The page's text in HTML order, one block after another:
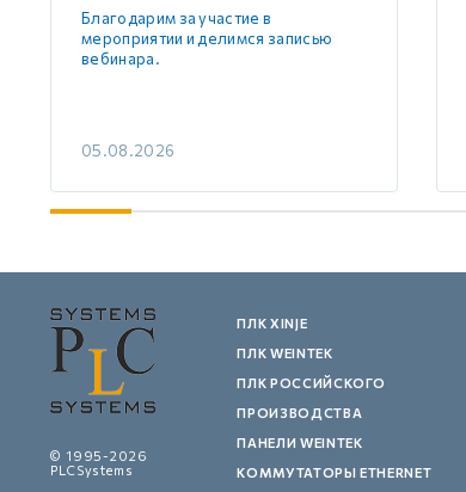
Благодарим за участие в
мероприятии и делимся записью
вебинара.
05.08.2026
© 1995-2026
PLCSystems
ПЛК XINJE
ПЛК WEINTEK
ПЛК РОССИЙСКОГО
ПРОИЗВОДСТВА
ПАНЕЛИ WEINTEK
КОММУТАТОРЫ ETHERNET